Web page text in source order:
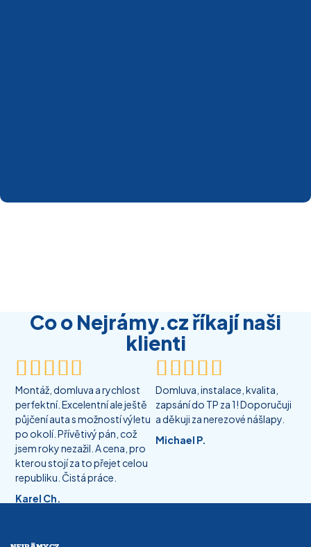
Co o Nejrámy.cz říkají naši
klienti

Montáž, domluva a rychlost
perfektní. Excelentní ale ještě
půjčení auta s možností výletu
po okolí. Přívětivý pán, což
jsem roky nezažil. A cena, pro
kterou stojí za to přejet celou
republiku. Čistá práce.
Karel Ch.

Domluva, instalace, kvalita,
zapsání do TP za 1! Doporučuji
a děkuji za nerezové nášlapy.
Michael P.